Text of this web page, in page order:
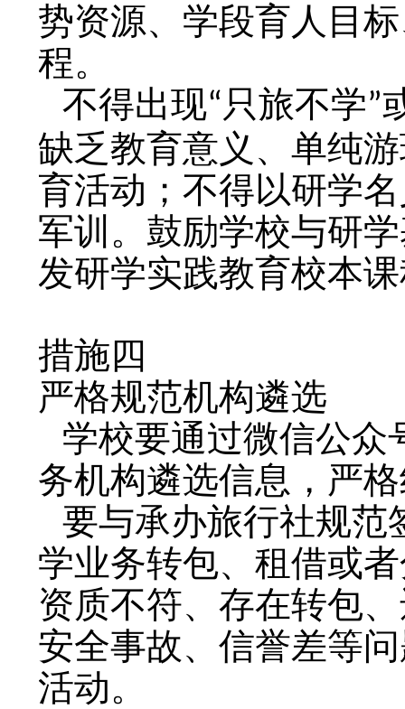
势资源、学段育人目
程。
不得出现“只旅不学”
缺乏教育意义、单纯
育活动；不得以研学
军训。鼓励学校与研
发研学实践教育校本
措施四
严格规范机构遴选
学校要通过微信公众
务机构遴选信息，严
要与承办旅行社规范
学业务转包、租借或
资质不符、存在转包
安全事故、信誉差等
活动。